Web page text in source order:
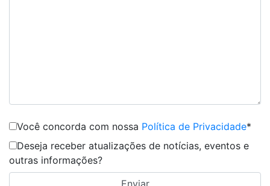
Você concorda com nossa Política de Privacidade*
Deseja receber atualizações de notícias, eventos e
outras informações?